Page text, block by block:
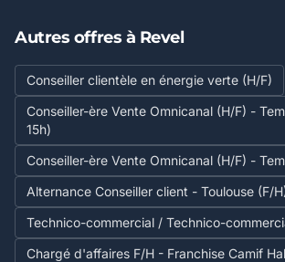
Autres offres à Revel
Conseiller clientèle en énergie verte (H/F)
Conseiller-ère Vente Omnicanal (H/F) -
15h)
Conseiller-ère Vente Omnicanal (H/F) -
Alternance Conseiller client - Toulouse (F/
Technico-commercial / Technico-
Chargé d'affaires F/H - Franchise Camif